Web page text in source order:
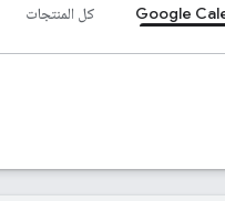
Google كل المنتجات